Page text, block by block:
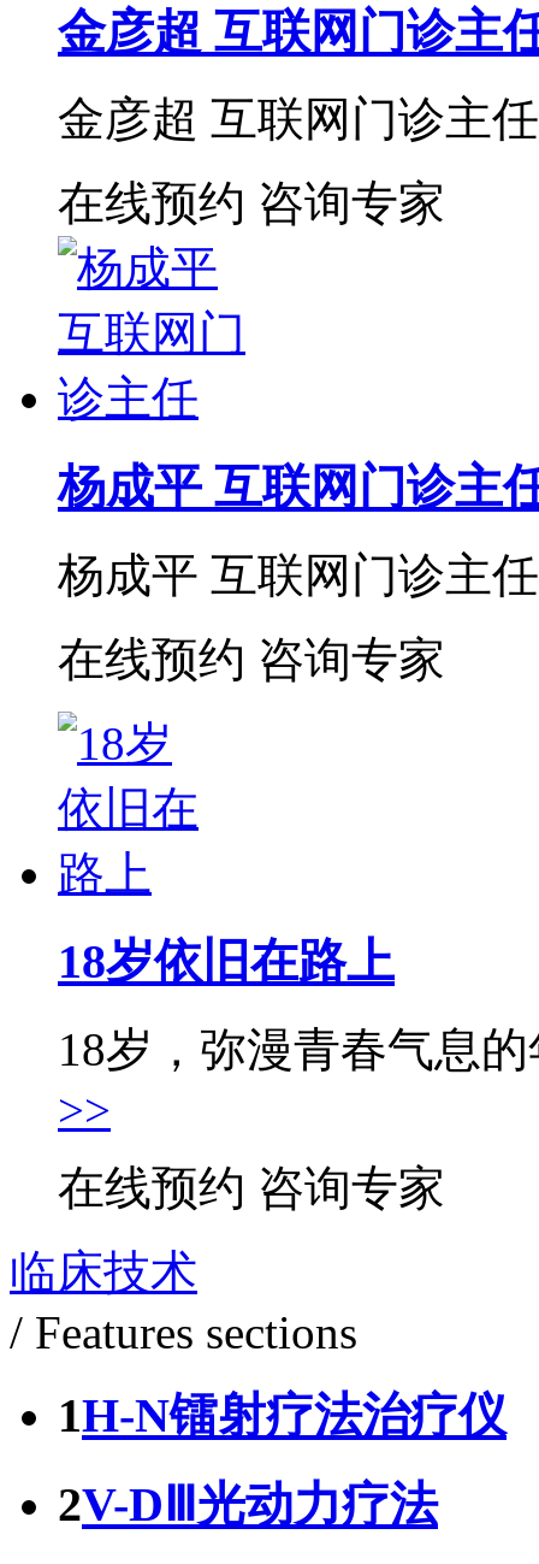
金彦超 互联网门诊主
金彦超 互联网门诊主
在线预约 咨询专家
杨成平 互联网门诊主
杨成平 互联网门诊主
在线预约 咨询专家
18岁依旧在路上
18岁，弥漫青春气息
>>
在线预约 咨询专家
临床技术
/ Features sections
1H-N镭射疗法治疗仪
2V-DⅢ光动力疗法